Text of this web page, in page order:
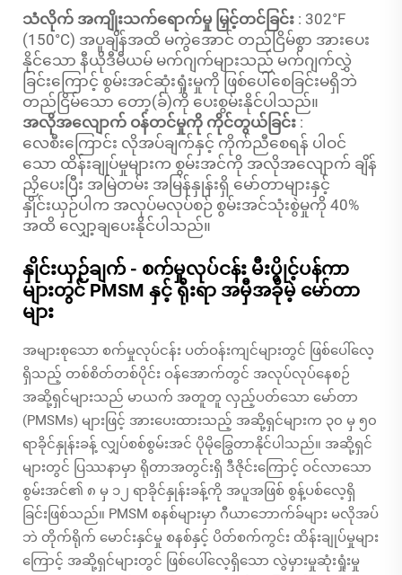
သံလိုက် အကျိုးသက်ရောက်မှု မြှင့်တင်ခြင်း : 302°F
(150°C) အပူချိန်အထိ မကွဲအောင် တည်ငြိမ်စွာ အားပေး
နိုင်သော နီယိုဒီမီယမ် မက်ဂျက်များသည် မက်ဂျက်လွှဲ
ခြင်းကြောင့် စွမ်းအင်ဆုံးရှုံးမှုကို ဖြစ်ပေါ်စေခြင်းမရှိဘဲ
တည်ငြိမ်သော တော့(ခ််)ကို ပေးစွမ်းနိုင်ပါသည်။
အလိုအလျောက် ဝန်တင်မှုကို ကိုင်တွယ်ခြင်း :
လေစီးကြောင်း လိုအပ်ချက်နှင့် ကိုက်ညီစေရန် ပါဝင်
သော ထိန်းချုပ်မှုများက စွမ်းအင်ကို အလိုအလျောက် ချိန်
ညှိပေးပြီး အမြဲတမ်း အမြန်နှုန်းရှိ မော်တာများနှင့်
နှိုင်းယှဉ်ပါက အလုပ်မလုပ်စဉ် စွမ်းအင်သုံးစွဲမှုကို 40%
အထိ လျှော့ချပေးနိုင်ပါသည်။
နှိုင်းယှဉ်ချက် - စက်မှုလုပ်ငန်း မီးပွိုင့်ပန်ကာ
များတွင် PMSM နှင့် ရိုးရာ အမှီအခိုမဲ့ မော်တာ
များ
အများစုသော စက်မှုလုပ်ငန်း ပတ်ဝန်းကျင်များတွင် ဖြစ်ပေါ်လေ့
ရှိသည့် တစ်စိတ်တစ်ပိုင်း ဝန်အောက်တွင် အလုပ်လုပ်နေစဉ်
အဆို့ရှင်များသည် မာယက် အတူတူ လှည့်ပတ်သော မော်တာ
(PMSMs) များဖြင့် အားပေးထားသည့် အဆို့ရှင်များက ၃၀ မှ ၅၀
ရာခိုင်နှုန်းခန့် လျှပ်စစ်စွမ်းအင် ပိုမိုခြွေတာနိုင်ပါသည်။ အဆို့ရှင်
များတွင် ပြဿနာမှာ ရိုတာအတွင်းရှိ ဒီဇိုင်းကြောင့် ဝင်လာသော
စွမ်းအင်၏ ၈ မှ ၁၂ ရာခိုင်နှုန်းခန့်ကို အပူအဖြစ် စွန့်ပစ်လေ့ရှိ
ခြင်းဖြစ်သည်။ PMSM စနစ်များမှာ ဂီယာဘောက်ခ်များ မလိုအပ်
ဘဲ တိုက်ရိုက် မောင်းနှင်မှု စနစ်နှင့် ပိတ်စက်ကွင်း ထိန်းချုပ်မှုများ
ကြောင့် အဆို့ရှင်များတွင် ဖြစ်ပေါ်လေ့ရှိသော လွဲမှားမှုဆုံးရှုံးမှု